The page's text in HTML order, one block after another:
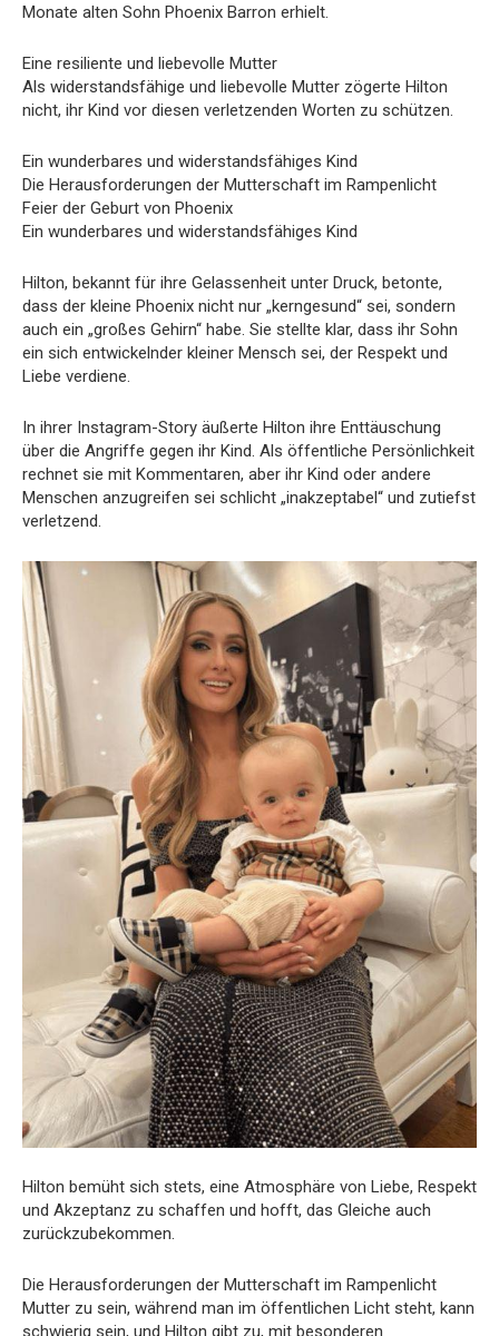
Monate alten Sohn Phoenix Barron erhielt.
Eine resiliente und liebevolle Mutter
Als widerstandsfähige und liebevolle Mutter zögerte Hilton
nicht, ihr Kind vor diesen verletzenden Worten zu schützen.
Ein wunderbares und widerstandsfähiges Kind
Die Herausforderungen der Mutterschaft im Rampenlicht
Feier der Geburt von Phoenix
Ein wunderbares und widerstandsfähiges Kind
Hilton, bekannt für ihre Gelassenheit unter Druck, betonte,
dass der kleine Phoenix nicht nur „kerngesund“ sei, sondern
auch ein „großes Gehirn“ habe. Sie stellte klar, dass ihr Sohn
ein sich entwickelnder kleiner Mensch sei, der Respekt und
Liebe verdiene.
In ihrer Instagram-Story äußerte Hilton ihre Enttäuschung
über die Angriffe gegen ihr Kind. Als öffentliche Persönlichkeit
rechnet sie mit Kommentaren, aber ihr Kind oder andere
Menschen anzugreifen sei schlicht „inakzeptabel“ und zutiefst
verletzend.
Hilton bemüht sich stets, eine Atmosphäre von Liebe, Respekt
und Akzeptanz zu schaffen und hofft, das Gleiche auch
zurückzubekommen.
Die Herausforderungen der Mutterschaft im Rampenlicht
Mutter zu sein, während man im öffentlichen Licht steht, kann
schwierig sein, und Hilton gibt zu, mit besonderen